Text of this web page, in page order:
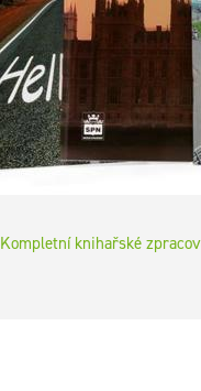
Kompletní knihařské